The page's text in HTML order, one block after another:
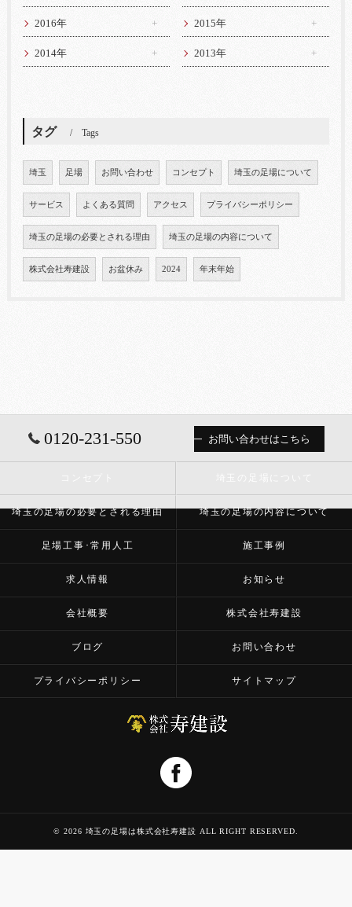
2016年 2015年
2014年 2013年
タグ Tags
埼玉 足場 お問い合わせ コンセプト 埼玉の足場について
サービス よくある質問 アクセス プライバシーポリシー
埼玉の足場の必要とされる理由 埼玉の足場の内容について
株式会社寿建設 お盆休み 2024 年末年始
0120-231-550 お問い合わせはこちら
埼玉の足場の必要とされる理由 埼玉の足場の内容について
足場工事･常用人工 施工事例
求人情報 お知らせ
会社概要 株式会社寿建設
ブログ お問い合わせ
プライバシーポリシー サイトマップ
© 2026 埼玉の足場は株式会社寿建設 ALL RIGHT RESERVED.